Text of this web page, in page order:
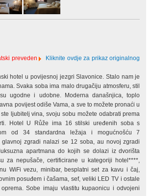
preveden
Kliknite ovdje za prikaz originalnog
hotel u povijesnoj jezgri Slavonice. Stalo nam je
Svaka soba ima malo drugačiju atmosferu, stil
ugodne i udobne. Moderna današnjica, toplo
povijest odiše Vama, a sve to možete pronaći u
ljubitelj vina, svoju sobu možete odabrati prema
Hotel U Růže ima 16 stilski uređenih soba s
od 34 standardna ležaja i mogućnošću 7
glavnoj zgradi nalazi se 12 soba, au novoj zgradi
apartmana do kojih se dolazi iz dvorišta
za nepušače, certificirane u kategoriji hotel****,
WiFi vezu, minibar, besplatni set za kavu i čaj,
posuđem i čašama, sef, veliki LED TV i ostale
Sobe imaju vlastitu kupaonicu i odvojeni